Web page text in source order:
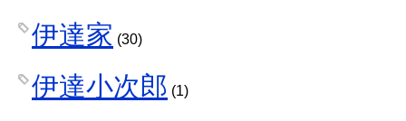
伊達家 (30)
伊達小次郎 (1)